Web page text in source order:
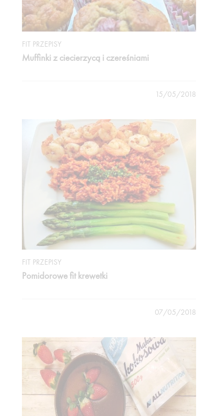
FIT PRZEPISY
Muffinki z ciecierzycą i czereśniami
15/05/2018
FIT PRZEPISY
Pomidorowe fit krewetki
07/05/2018